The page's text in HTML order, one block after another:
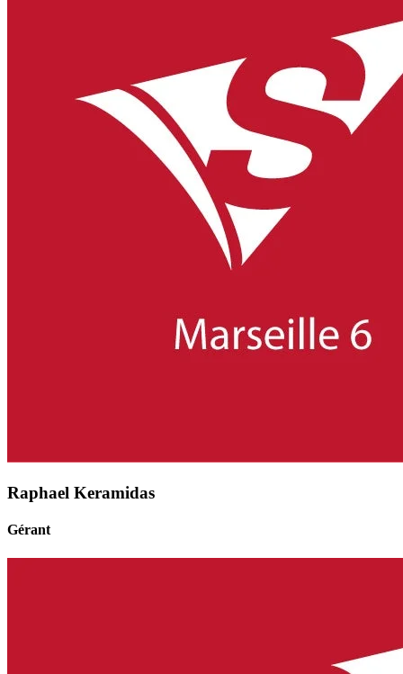
Raphael Keramidas
Gérant